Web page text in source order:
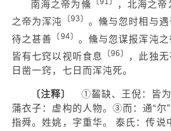
南海之帝为儵 ，北海之帝
之帝为浑沌 〔93〕 。儵与忽时相与
待之甚善 〔94〕 。儵与忽谋报浑沌之
皆有七窍以视听食息
〔96〕
，此独
日凿一窍，七日而浑沌死。
〔注释〕
①齧缺、王倪：皆
蒲衣子：虚构的人物。③而：通“尔
指舜。姓姚，字重华。 泰氏：传